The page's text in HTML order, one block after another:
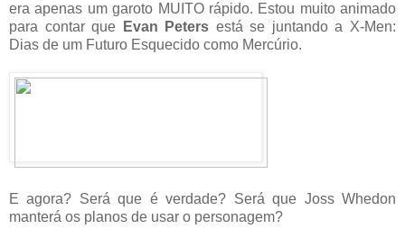
era apenas um garoto MUITO rápido. Estou muito animado
para contar que
Evan Peters está se juntando a X-Men:
Dias de um Futuro Esquecido como Mercúrio.
E agora? Será que é verdade? Será que Joss Whedon
manterá os planos de usar o personagem?